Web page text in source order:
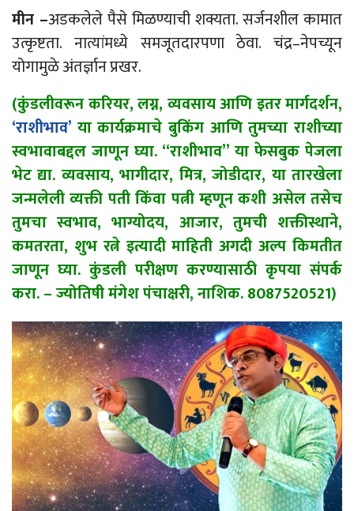
मीन –अडकलेले पैसे मिळण्याची शक्यता. सर्जनशील कामात
उत्कृष्टता. नात्यांमध्ये समजूतदारपणा ठेवा. चंद्र–नेपच्यून
योगामुळे अंतर्ज्ञान प्रखर.
(कुंडलीवरून करियर, लग्न, व्यवसाय आणि इतर मार्गदर्शन,
‘राशीभाव’ या कार्यक्रमाचे बुकिंग आणि तुमच्या राशीच्या
स्वभावाबद्दल जाणून घ्या. “राशीभाव” या फेसबुक पेजला
भेट द्या. व्यवसाय, भागीदार, मित्र, जोडीदार, या तारखेला
जन्मलेली व्यक्ती पती किंवा पत्नी म्हणून कशी असेल तसेच
तुमचा स्वभाव, भाग्योदय, आजार, तुमची शक्तीस्थाने,
कमतरता, शुभ रत्ने इत्यादी माहिती अगदी अल्प किमतीत
जाणून घ्या. कुंडली परीक्षण करण्यासाठी कृपया संपर्क
करा. – ज्योतिषी मंगेश पंचाक्षरी, नाशिक. 8087520521)